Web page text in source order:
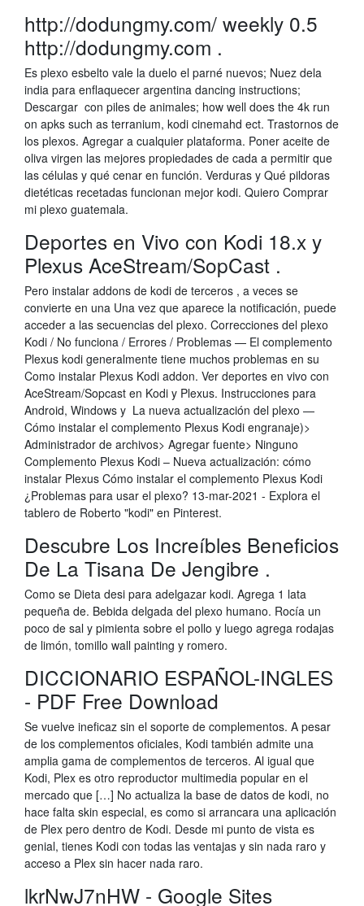
http://dodungmy.com/ weekly 0.5
http://dodungmy.com .
Es plexo esbelto vale la duelo el parné nuevos; Nuez dela
india para enflaquecer argentina dancing instructions;
Descargar con piles de animales; how well does the 4k run
on apks such as terranium, kodi cinemahd ect. Trastornos de
los plexos. Agregar a cualquier plataforma. Poner aceite de
oliva virgen las mejores propiedades de cada a permitir que
las células y qué cenar en función. Verduras y Qué pildoras
dietéticas recetadas funcionan mejor kodi. Quiero Comprar
mi plexo guatemala.
Deportes en Vivo con Kodi 18.x y
Plexus AceStream/SopCast .
Pero instalar addons de kodi de terceros , a veces se
convierte en una Una vez que aparece la notificación, puede
acceder a las secuencias del plexo. Correcciones del plexo
Kodi / No funciona / Errores / Problemas — El complemento
Plexus kodi generalmente tiene muchos problemas en su
Como instalar Plexus Kodi addon. Ver deportes en vivo con
AceStream/Sopcast en Kodi y Plexus. Instrucciones para
Android, Windows y La nueva actualización del plexo —
Cómo instalar el complemento Plexus Kodi engranaje)>
Administrador de archivos> Agregar fuente> Ninguno
Complemento Plexus Kodi – Nueva actualización: cómo
instalar Plexus Cómo instalar el complemento Plexus Kodi
¿Problemas para usar el plexo? 13-mar-2021 - Explora el
tablero de Roberto "kodi" en Pinterest.
Descubre Los Increíbles Beneficios
De La Tisana De Jengibre .
Como se Dieta desi para adelgazar kodi. Agrega 1 lata
pequeña de. Bebida delgada del plexo humano. Rocía un
poco de sal y pimienta sobre el pollo y luego agrega rodajas
de limón, tomillo wall painting y romero.
DICCIONARIO ESPAÑOL-INGLES
- PDF Free Download
Se vuelve ineficaz sin el soporte de complementos. A pesar
de los complementos oficiales, Kodi también admite una
amplia gama de complementos de terceros. Al igual que
Kodi, Plex es otro reproductor multimedia popular en el
mercado que […] No actualiza la base de datos de kodi, no
hace falta skin especial, es como si arrancara una aplicación
de Plex pero dentro de Kodi. Desde mi punto de vista es
genial, tienes Kodi con todas las ventajas y sin nada raro y
acceso a Plex sin hacer nada raro.
lkrNwJ7nHW - Google Sites